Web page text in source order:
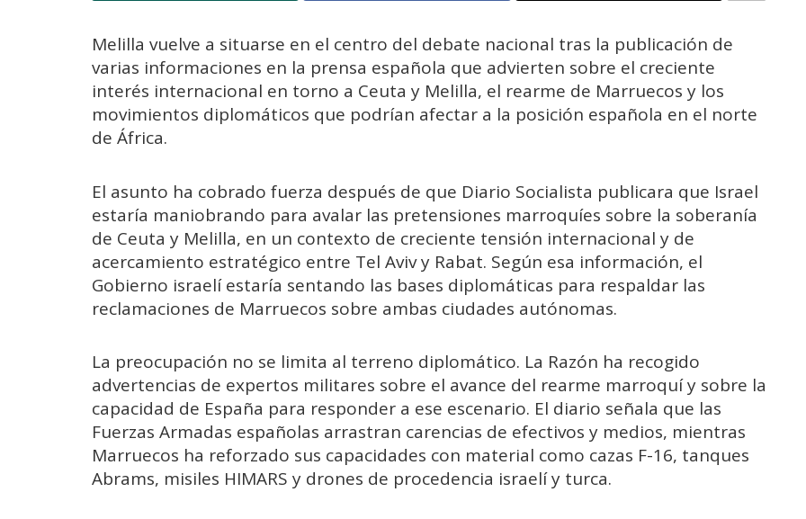
Melilla vuelve a situarse en el centro del debate nacional tras la publicación de
varias informaciones en la prensa española que advierten sobre el creciente
interés internacional en torno a Ceuta y Melilla, el rearme de Marruecos y los
movimientos diplomáticos que podrían afectar a la posición española en el norte
de África.
El asunto ha cobrado fuerza después de que Diario Socialista publicara que Israel
estaría maniobrando para avalar las pretensiones marroquíes sobre la soberanía
de Ceuta y Melilla, en un contexto de creciente tensión internacional y de
acercamiento estratégico entre Tel Aviv y Rabat. Según esa información, el
Gobierno israelí estaría sentando las bases diplomáticas para respaldar las
reclamaciones de Marruecos sobre ambas ciudades autónomas.
La preocupación no se limita al terreno diplomático. La Razón ha recogido
advertencias de expertos militares sobre el avance del rearme marroquí y sobre la
capacidad de España para responder a ese escenario. El diario señala que las
Fuerzas Armadas españolas arrastran carencias de efectivos y medios, mientras
Marruecos ha reforzado sus capacidades con material como cazas F-16, tanques
Abrams, misiles HIMARS y drones de procedencia israelí y turca.